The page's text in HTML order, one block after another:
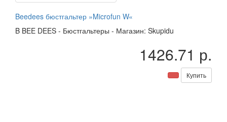
Beedees бюстгальтер »Microfun W«
B BEE DEES - Бюстгальтеры - Магазин: Skupidu
1426.71 р.
Купить